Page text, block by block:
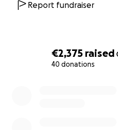
€2,375 raised
40 donations
Report fundraiser